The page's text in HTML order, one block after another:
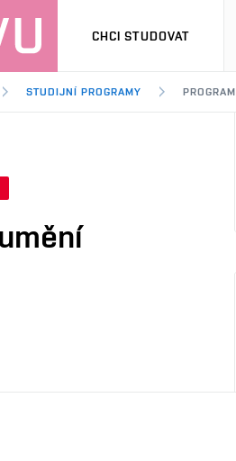
CHCI STUDOVAT
STUDIJNÍ PROGRAMY PROGRAM